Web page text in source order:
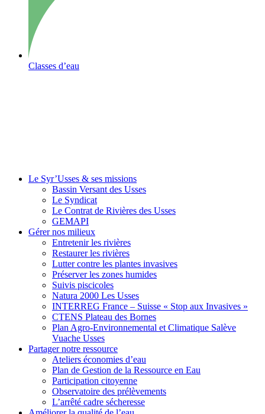
Classes d’eau
Le Syr’Usses & ses missions
Bassin Versant des Usses
Le Syndicat
Le Contrat de Rivières des Usses
GEMAPI
Gérernos milieux
Entretenir les rivières
Restaurer les rivières
Lutter contre les plantes invasives
Préserver les zones humides
Suivis piscicoles
Natura 2000 Les Usses
INTERREG France – Suisse « Stop aux Invasives »
CTENS Plateau des Bornes
Plan Agro-Environnemental et Climatique Salève
Vuache Usses
Partagernotre ressource
Ateliers économies d’eau
Plan de Gestion de la Ressource en Eau
Participation citoyenne
Observatoire des prélèvements
L’arrêté cadre sécheresse